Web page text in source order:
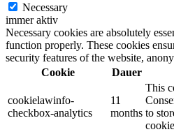
Necessary
immer aktiv
Necessary cookies are absolutely
function properly. These cookies
security features of the website,
Cookie
Dauer
cookielawinfo-
checkbox-analytics
11
months
This
to